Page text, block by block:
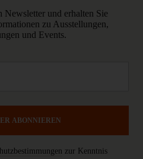
Newsletter und erhalten Sie
zu Ausstellungen,
und Events.
zur Kenntnis
ABONNIEREN